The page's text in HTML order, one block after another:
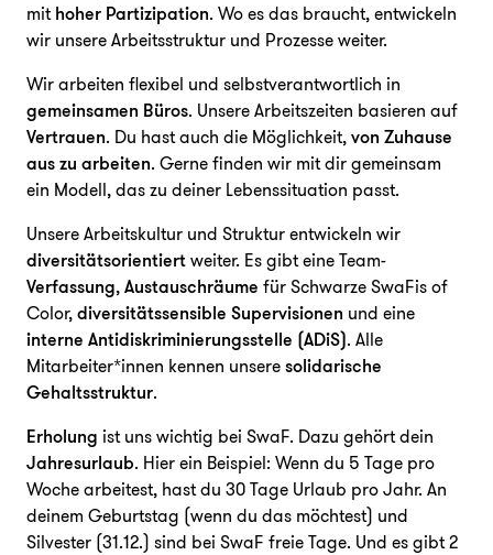
mit hoher Partizipation. Wo es das braucht, entwickeln
wir unsere Arbeitsstruktur und Prozesse weiter.
Wir arbeiten flexibel und selbstverantwortlich in
gemeinsamen Büros. Unsere Arbeitszeiten basieren auf
Vertrauen. Du hast auch die Möglichkeit, von Zuhause
aus zu arbeiten. Gerne finden wir mit dir gemeinsam
ein Modell, das zu deiner Lebenssituation passt.
Unsere Arbeitskultur und Struktur entwickeln wir
diversitätsorientiert weiter. Es gibt eine Team-
Verfassung, Austauschräume für Schwarze SwaFis of
Color, diversitätssensible Supervisionen und eine
interne Antidiskriminierungsstelle (ADiS). Alle
Mitarbeiter*innen kennen unsere solidarische
Gehaltsstruktur.
Erholung ist uns wichtig bei SwaF. Dazu gehört dein
Jahresurlaub. Hier ein Beispiel: Wenn du 5 Tage pro
Woche arbeitest, hast du 30 Tage Urlaub pro Jahr. An
deinem Geburtstag (wenn du das möchtest) und
Silvester (31.12.) sind bei SwaF freie Tage. Und es gibt 2